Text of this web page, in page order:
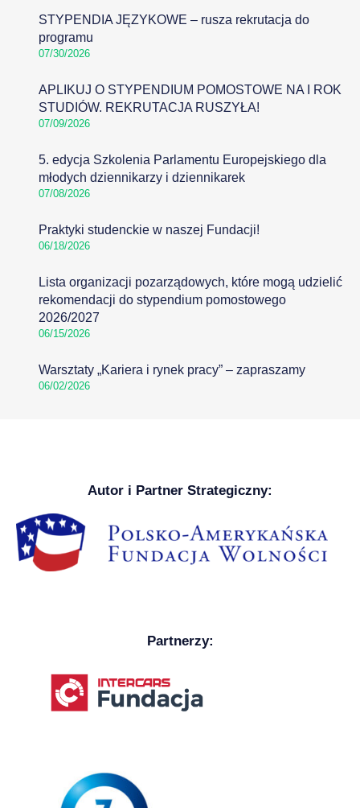
STYPENDIA JĘZYKOWE – rusza rekrutacja do
programu
07/30/2026
APLIKUJ O STYPENDIUM POMOSTOWE NA I ROK
STUDIÓW. REKRUTACJA RUSZYŁA!
07/09/2026
5. edycja Szkolenia Parlamentu Europejskiego dla
młodych dziennikarzy i dziennikarek
07/08/2026
Praktyki studenckie w naszej Fundacji!
06/18/2026
Lista organizacji pozarządowych, które mogą udzielić
rekomendacji do stypendium pomostowego
2026/2027
06/15/2026
Warsztaty „Kariera i rynek pracy” – zapraszamy
06/02/2026
Autor i Partner Strategiczny:
Partnerzy: